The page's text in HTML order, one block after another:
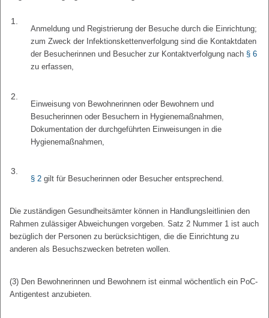
1.
Anmeldung und Registrierung der Besuche durch die Einrichtung;
zum Zweck der Infektionskettenverfolgung sind die Kontaktdaten
der Besucherinnen und Besucher zur Kontaktverfolgung nach § 6
zu erfassen,
2.
Einweisung von Bewohnerinnen oder Bewohnern und
Besucherinnen oder Besuchern in Hygienemaßnahmen,
Dokumentation der durchgeführten Einweisungen in die
Hygienemaßnahmen,
3.
§ 2 gilt für Besucherinnen oder Besucher entsprechend.
Die zuständigen Gesundheitsämter können in Handlungsleitlinien den
Rahmen zulässiger Abweichungen vorgeben. Satz 2 Nummer 1 ist auch
bezüglich der Personen zu berücksichtigen, die die Einrichtung zu
anderen als Besuchszwecken betreten wollen.
(3) Den Bewohnerinnen und Bewohnern ist einmal wöchentlich ein PoC-
Antigentest anzubieten.